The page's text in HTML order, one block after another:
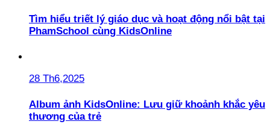
Tìm hiểu triết lý giáo dục và hoạt động nổi bật tại
PhamSchool cùng KidsOnline
28 Th6,2025
Album ảnh KidsOnline: Lưu giữ khoảnh khắc yêu
thương của trẻ